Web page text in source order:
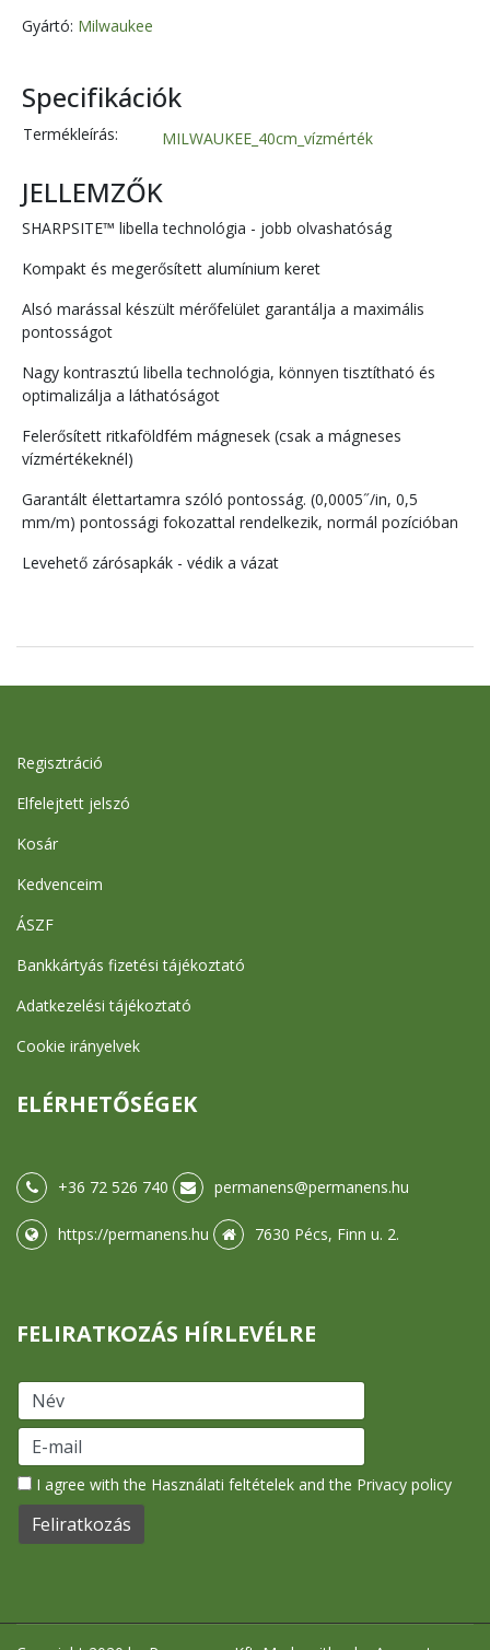
Gyártó: Milwaukee
Specifikációk
Termékleírás: MILWAUKEE_40cm_vízmérték
JELLEMZŐK
SHARPSITE™ libella technológia - jobb olvashatóság
Kompakt és megerősített alumínium keret
Alsó marással készült mérőfelület garantálja a maximális
pontosságot
Nagy kontrasztú libella technológia, könnyen tisztítható és
optimalizálja a láthatóságot
Felerősített ritkaföldfém mágnesek (csak a mágneses
vízmértékeknél)
Garantált élettartamra szóló pontosság. (0,0005˝/in, 0,5
mm/m) pontossági fokozattal rendelkezik, normál pozícióban
Levehető zárósapkák - védik a vázat
Regisztráció
Elfelejtett jelszó
Kosár
Kedvenceim
ÁSZF
Bankkártyás fizetési tájékoztató
Adatkezelési tájékoztató
Cookie irányelvek
ELÉRHETŐSÉGEK
+36 72 526 740 permanens@permanens.hu
https://permanens.hu 7630 Pécs, Finn u. 2.
FELIRATKOZÁS HÍRLEVÉLRE
I agree with the Használati feltételek and the Privacy policy